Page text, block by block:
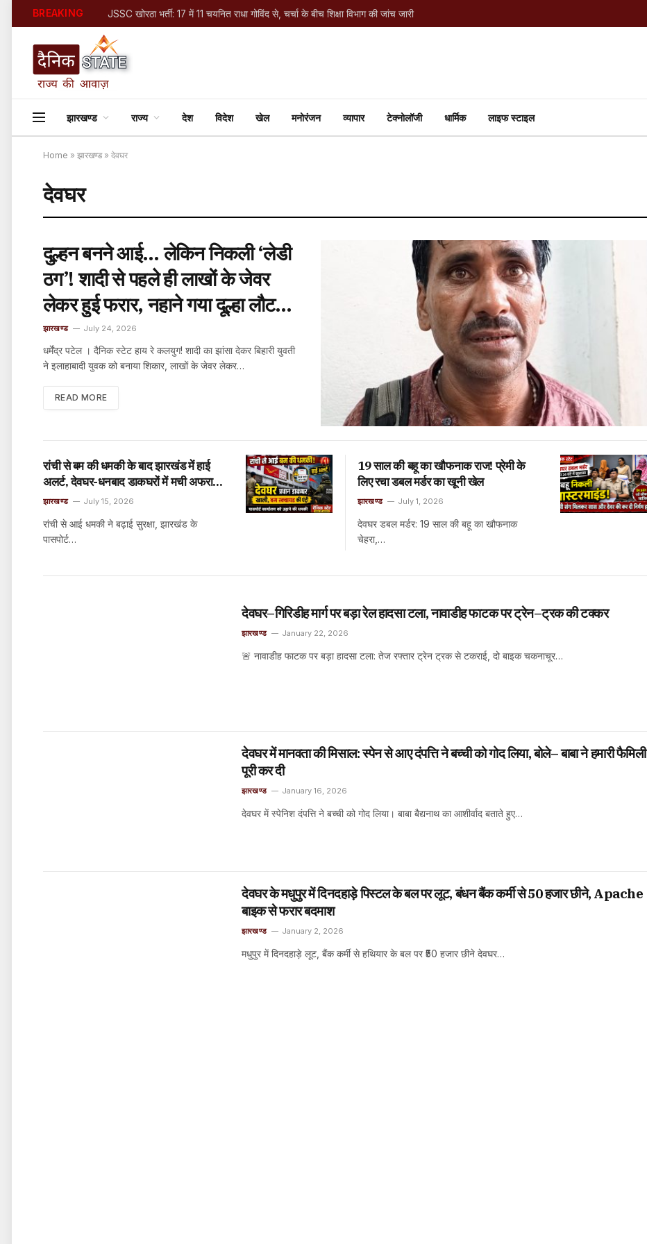
BREAKING JSSC खोरठा भर्ती: 17 में 11 चयनित राधा गोविंद से, चर्चा के बीच शिक्षा विभाग की जांच जारी
झारखण्ड राज्य देश विदेश खेल मनोरंजन व्यापार टेक्नोलॉजी धार्मिक लाइफ स्टाइल
Home » झारखण्ड» देवघर
देवघर
दुल्हन बनने आई… लेकिन निकली ‘लेडी
ठग’! शादी से पहले ही लाखों के जेवर
लेकर हुई फरार, नहाने गया दूल्हा लौटकर
रह गया दंग… जानिए पूरा मामला
झारखण्ड July 24, 2026
धर्मेंद्र पटेल । दैनिक स्टेट हाय रे कलयुग! शादी का झांसा देकर बिहारी युवती
ने इलाहाबादी युवक को बनाया शिकार, लाखों के जेवर लेकर…
READ MORE
रांची से बम की धमकी के बाद झारखंड में हाई
अलर्ट, देवघर-धनबाद डाकघरों में मची अफरा-
तफरी
झारखण्ड July 15, 2026
रांची से आई धमकी ने बढ़ाई सुरक्षा, झारखंड के
पासपोर्ट…
19 साल की बहू का खौफनाक राज! प्रेमी के
लिए रचा डबल मर्डर का खूनी खेल
झारखण्ड July 1, 2026
देवघर डबल मर्डर: 19 साल की बहू का खौफनाक
चेहरा,…
देवघर–गिरिडीह मार्ग पर बड़ा रेल हादसा टला, नावाडीह फाटक पर ट्रेन–ट्रक की टक्कर
झारखण्ड January 22, 2026
🚨 नावाडीह फाटक पर बड़ा हादसा टला: तेज रफ्तार ट्रेन ट्रक से टकराई, दो बाइक चकनाचूर…
देवघर में मानवता की मिसाल: स्पेन से आए दंपत्ति ने बच्ची को गोद लिया, बोले– बाबा ने हमारी फैमिली
पूरी कर दी
झारखण्ड January 16, 2026
देवघर में स्पेनिश दंपत्ति ने बच्ची को गोद लिया। बाबा बैद्यनाथ का आशीर्वाद बताते हुए…
देवघर के मधुपुर में दिनदहाड़े पिस्टल के बल पर लूट, बंधन बैंक कर्मी से ₹50 हजार छीने, Apache
बाइक से फरार बदमाश
झारखण्ड January 2, 2026
मधुपुर में दिनदहाड़े लूट, बैंक कर्मी से हथियार के बल पर ₹50 हजार छीने देवघर…